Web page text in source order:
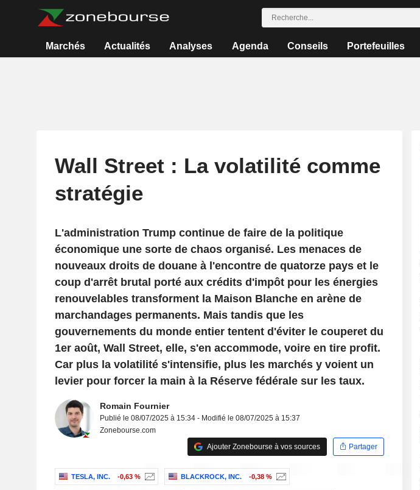
Marchés Actualités Analyses Agenda Conseils Portefeuilles
Wall Street : La volatilité comme
stratégie
L'administration Trump continue de faire de la politique
économique une sorte de chaos organisé. Les menaces de
nouveaux droits de douane à l'encontre de quatorze pays et le
coup d'arrêt brutal porté aux crédits d'impôt pour les énergies
renouvelables transforment la Maison Blanche en arène de
marchandages permanents. Mais tandis que les
gouvernements du monde entier tentent d'éviter le couperet du
1er août, Wall Street, elle, s'en accommode, voire en tire profit.
Car plus la volatilité s'intensifie, plus les marchés y voient un
levier pour forcer la main à la Réserve fédérale sur les taux.
Romain Fournier
Publié le 08/07/2025 à 15:34 - Modifié le 08/07/2025 à 15:37
Zonebourse.com
Ajouter Zonebourse à vos sources
Partager
TESLA, INC. -0,63 % BLACKROCK, INC. -0,38 %